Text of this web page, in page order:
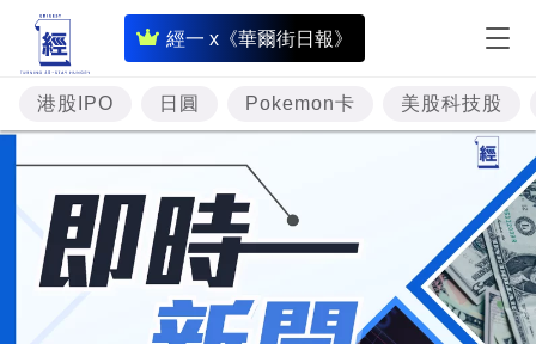
經一 x《華爾街日報》
即
時
財
經
專
題
投
資
樓
港股IPO 日圓 Pokemon卡 美股科技股